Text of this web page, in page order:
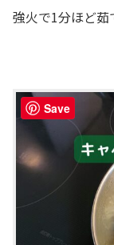
強火で1分ほど茹
Save